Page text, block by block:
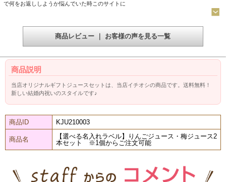
で何をお返ししようか悩んでいた時このサイトに
商品レビュー ｜ お客様の声を見る一覧
商品説明
当店オリジナルギフトジュースセットは、当店イチオシの商品です。送料無料！
新しい結婚内祝いのスタイルです♪
商品ID KJU210003
商品名
【選べる名入れラベル】りんごジュース・梅ジュース2
本セット ※1個からご注文可能